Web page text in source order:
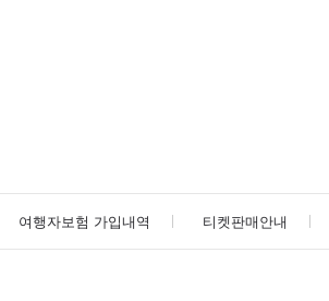
여행자보험 가입내역 티켓판매안내